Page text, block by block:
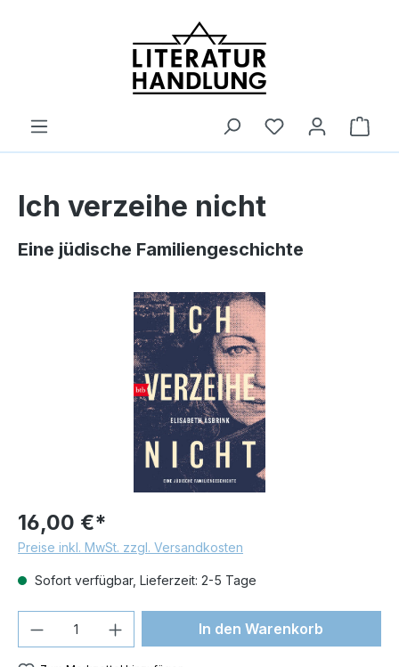
Ich verzeihe nicht
Eine jüdische Familiengeschichte
Bildergalerie überspringen
16,00 €*
Preise inkl. MwSt. zzgl. Versandkosten
Sofort verfügbar, Lieferzeit: 2-5 Tage
Produkt Anzahl: Gib denIn den Warenkorb